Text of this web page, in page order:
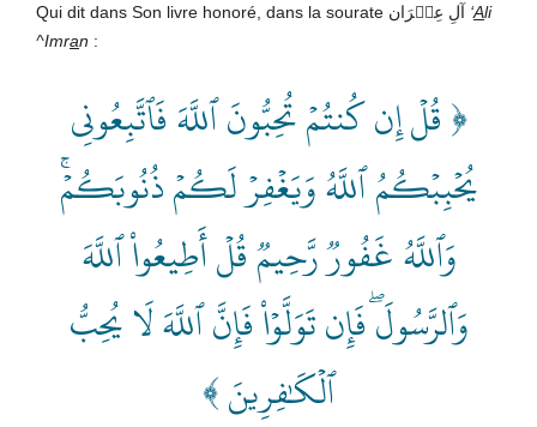
Qui dit dans Son livre honoré, dans la sourate آلِ عِمۡرَان ‘Ali
^Imran :
﴿ قُلۡ إِن كُنتُمۡ تُحِبُّونَ ٱللَّهَ فَٱتَّبِعُونِي
يُحۡبِبۡكُمُ ٱللَّهُ وَيَغۡفِرۡ لَكُمۡ ذُنُوبَكُمۡۚ
وَٱللَّهُ غَفُورٞ رَّحِيمٞ قُلۡ أَطِيعُواْ ٱللَّهَ
وَٱلرَّسُولَۖ فَإِن تَوَلَّوۡاْ فَإِنَّ ٱللَّهَ لَا يُحِبُّ
ٱلۡكَٰفِرِينَ ﴾